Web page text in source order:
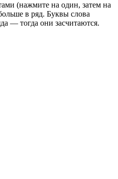
(нажмите на один, затем на
в ряд. Буквы слова
— тогда они засчитаются.